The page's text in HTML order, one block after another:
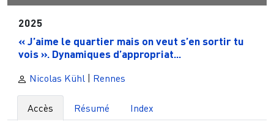
2025
« J’aime le quartier mais on veut s’en sortir tu
vois ». Dynamiques d’appropriat...
Nicolas Kühl | Rennes
Accès Résumé Index